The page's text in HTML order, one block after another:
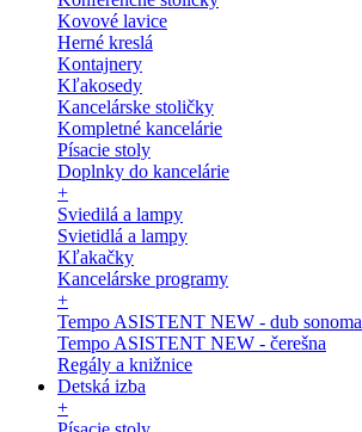
Kovové lavice
Herné kreslá
Kontajnery
Kľakosedy
Kancelárske stoličky
Kompletné kancelárie
Písacie stoly
Doplnky do kancelárie
+
Sviedilá a lampy
Svietidlá a lampy
Kľakačky
Kancelárske programy
+
Tempo ASISTENT NEW - dub sonoma
Tempo ASISTENT NEW - čerešna
Regály a knižnice
Detská izba
+